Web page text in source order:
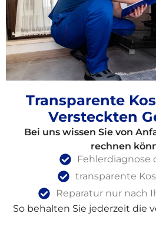
Transparente
Versteckten
Bei uns wissen Sie von
rechnen
Fehlerdiagnose
transparente
Reparatur nur nach
So behalten Sie jederzeit die